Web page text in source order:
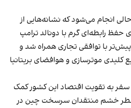
انجام می‌شود که نشانه‌هایی از
حفظ رابطه‌ای گرم با دونالد ترامپ
با توافقی تجاری همراه شد و
کلیدی موترسازی و هوافضای بریتانیا
سفر به تقویت اقتصاد این کشور کمک
خطر خشم منتقدان سرسخت چین در